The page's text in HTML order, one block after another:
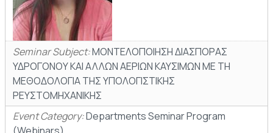
Seminar Subject:ΜΟΝΤΕΛΟΠΟΙΗΣΗ ΔΙΑΣΠΟΡΑΣ
ΥΔΡΟΓΟΝΟΥ ΚΑΙ ΑΛΛΩΝ ΑΕΡΙΩΝ ΚΑΥΣΙΜΩΝ ΜΕ ΤΗ
ΜΕΘΟΔΟΛΟΓΙΑ ΤΗΣ ΥΠΟΛΟΓΙΣΤΙΚΗΣ
ΡΕΥΣΤΟΜΗΧΑΝΙΚΗΣ
Event Category:Departments Seminar Program